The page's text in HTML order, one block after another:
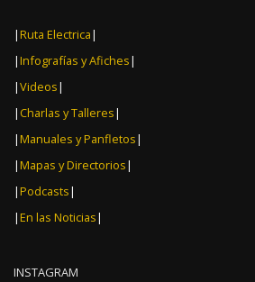
|Ruta Electrica|
|Infografías y Afiches|
|Videos|
| Charlas y Talleres|
|Manuales y Panfletos|
|Mapas y Directorios|
|Podcasts|
|En las Noticias|
INSTAGRAM